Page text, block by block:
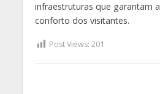
infraestruturas que garantam
conforto dos visitantes.
Post Views: 201